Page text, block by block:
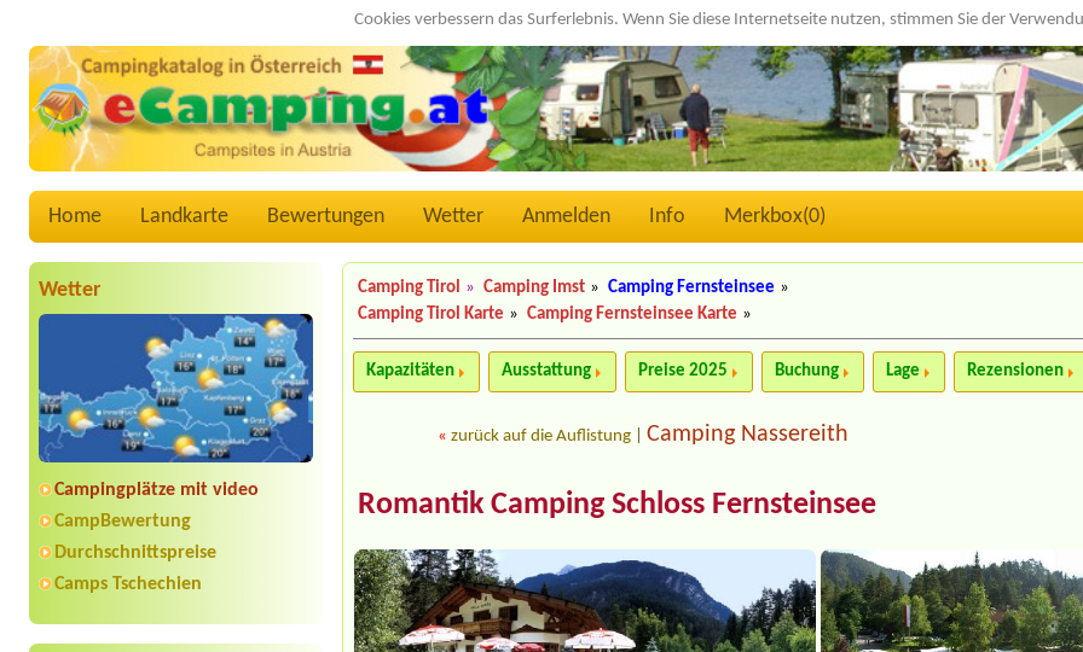
Cookies verbessern das Surferlebnis. Wenn Sie diese Internetseite nutzen, stimmen Sie der
Home Landkarte Bewertungen Wetter Anmelden Info Merkbox(0)
Wetter
Campingplätze mit video
CampBewertung
Durchschnittspreise
Camps Tschechien
Camping Tirol » Camping Imst » Camping Fernsteinsee »
Camping Tirol Karte » Camping Fernsteinsee Karte »
Kapazitäten Ausstattung Preise 2025 Buchung Lage Rezensionen
«zurück auf die Auflistung |Camping Nassereith
Romantik Camping Schloss Fernsteinsee